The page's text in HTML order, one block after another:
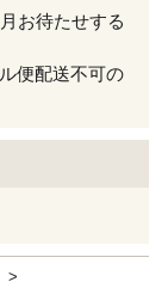
お待たせする
便配送不可の